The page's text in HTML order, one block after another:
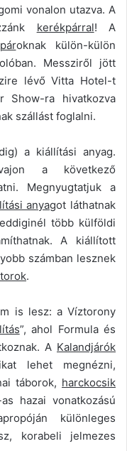
vonalon utazva. A
kerékpárral! A
oknak külön-külön
Messziről jött
lévő Vitta Hotel-t
Show-ra hivatkozva
szállást foglalni.
a kiállítási anyag.
a következő
Megnyugtatjuk a
anyagot láthatnak
több külföldi
A kiállított
számban lesznek
.
is lesz: a Víztorony
”, ahol Formula és
A Kalandjárók
lehet megnézni,
táborok, harckocsik
hazai vonatkozású
különleges
korabeli jelmezes